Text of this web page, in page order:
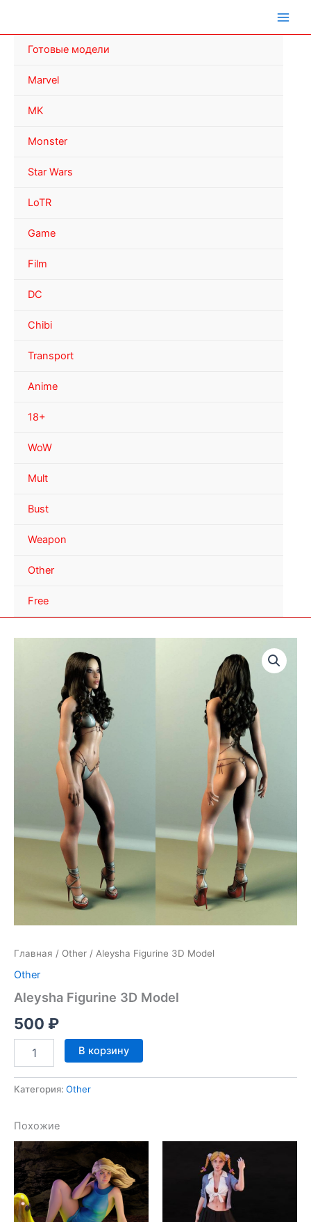
Готовые модели
Marvel
MK
Monster
Star Wars
LoTR
Game
Film
DC
Chibi
Transport
Anime
18+
WoW
Mult
Bust
Weapon
Other
Free
Главная / Other / Aleysha Figurine 3D Model
Other
Aleysha Figurine 3D Model
500 ₽
Количество
товара
Figurine
В корзину
Категория: Other
Похожие